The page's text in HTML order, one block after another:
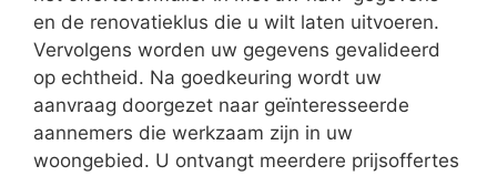
en de renovatieklus die u wilt laten uitvoeren.
Vervolgens worden uw gegevens gevalideerd
op echtheid. Na goedkeuring wordt uw
aanvraag doorgezet naar geïnteresseerde
aannemers die werkzaam zijn in uw
woongebied. U ontvangt meerdere prijsoffertes